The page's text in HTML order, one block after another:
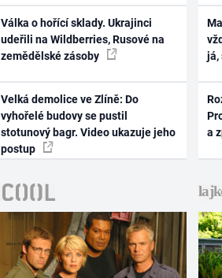
Válka o hořící sklady. Ukrajinci
udeřili na Wildberries, Rusové na
zemědělské zásoby
Velká demolice ve Zlíně: Do
vyhořelé budovy se pustil
stotunový bagr. Video ukazuje jeho
postup
já,
a